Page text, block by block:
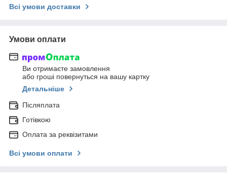
Всі умови доставки
Умови оплати
Ви отримаєте замовлення
або гроші повернуться на вашу картку
Детальніше
Післяплата
Готівкою
Оплата за реквізитами
Всі умови оплати